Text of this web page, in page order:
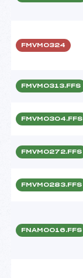
FMVM0324
FMVM0313.FFS
FMVM0304.FFS
FMVM0272.FFS
FMVM0283.FFS
FNAM0016.FFS